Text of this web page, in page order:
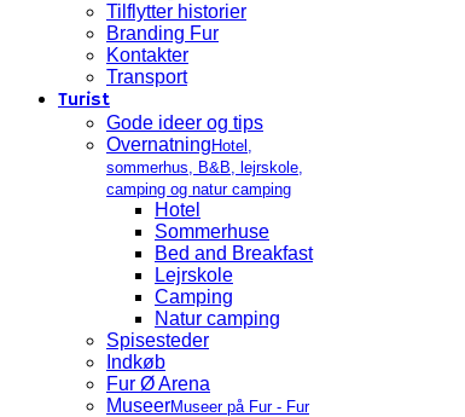
Tilflytter historier
Branding Fur
Kontakter
Transport
Turist
Gode ideer og tips
Overnatning Hotel,
sommerhus, B&B, lejrskole,
camping og natur camping
Hotel
Sommerhuse
Bed and Breakfast
Lejrskole
Camping
Natur camping
Spisesteder
Indkøb
Fur Ø Arena
MuseerMuseer på Fur - Fur